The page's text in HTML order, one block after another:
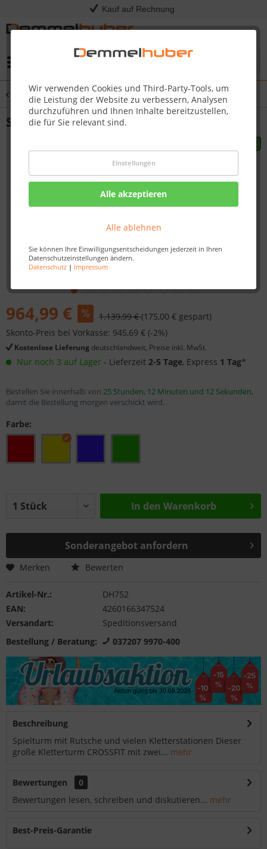
Kauf auf Rechnung
Wir verwenden Cookies und Third-Party-Tools, um
die Leistung der Website zu verbessern, Analysen
durchzuführen und Ihnen Inhalte bereitzustellen,
die für Sie relevant sind.
Einstellungen
Alle akzeptieren
Alle ablehnen
Sie können Ihre Einwilligungsentscheidungen jederzeit in Ihren
Datenschutzeinstellungen ändern.
Datenschutz| Impressum
Übersicht Spielturm
Spielturm CROSSFIT mit Rutsche
964,99 € 1.139,99 €(175,00 € gespart)
Skonto-Preis bei Vorkasse: 945,69 € (-2%)
Kostenlose Lieferung deutschlandweit, Preise inkl. MwSt.
Nur noch 3 auf Lager - Lieferzeit 2-5 Tage, Express 1 Tag*
Bestellen Sie innerhalb von 25 Stunden, 12 Minuten und 12 Sekunden,
damit die Bestellung morgen verschickt wird.
Farbe:
In den Warenkorb
Sonderangebot anfordern
Merken Bewerten
Artikel-Nr.:
DH752
EAN:
4260166347524
Versandart:
Speditionsversand
Bestellung / Beratung:
037207 9970-400
Beschreibung
Spielturm mit Rutsche und vielen Kletterstationen Dieser
große Kletterturm CROSSFIT mit zwei... mehr
Bewertungen
0
Bewertungen lesen, schreiben und diskutieren... mehr
Best-Preis-Garantie